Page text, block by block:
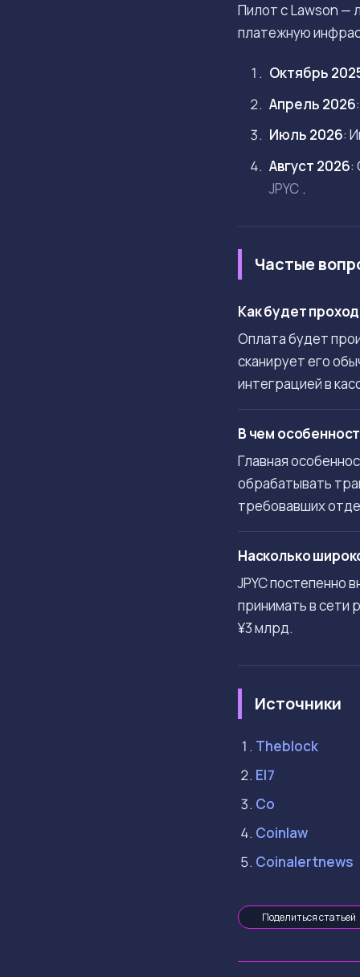
Пилот с Lawson —
платежную
Октябрь
Апрель 2026
Июль 2026:
Август 2026:
JPYC .
Частые
Как будет
Оплата будет
сканирует его
интеграцией в
В чем
Главная
обрабатывать
требовавших
Насколько
JPYC постепенно
принимать в сети
¥3 млрд.
Источники
Theblock
El7
Co
Coinlaw
Coinalertnews
Поделиться статьей